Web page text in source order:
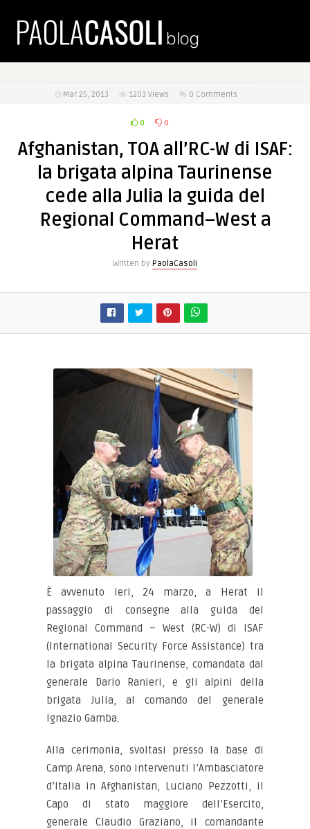
Mar 25, 2013 1203 Views 0 Comments
0 0
Afghanistan, TOA all’RC-W di ISAF:
la brigata alpina Taurinense
cede alla Julia la guida del
Regional Command–West a
Herat
Written by PaolaCasoli
È avvenuto ieri, 24 marzo, a Herat il
passaggio di consegne alla guida del
Regional Command – West (RC-W) di ISAF
(International Security Force Assistance) tra
la brigata alpina Taurinense, comandata dal
generale Dario Ranieri, e gli alpini della
brigata Julia, al comando del generale
Ignazio Gamba.
Alla cerimonia, svoltasi presso la base di
Camp Arena, sono intervenuti l’Ambasciatore
d’Italia in Afghanistan, Luciano Pezzotti, il
Capo di stato maggiore dell’Esercito,
generale Claudio Graziano, il comandante